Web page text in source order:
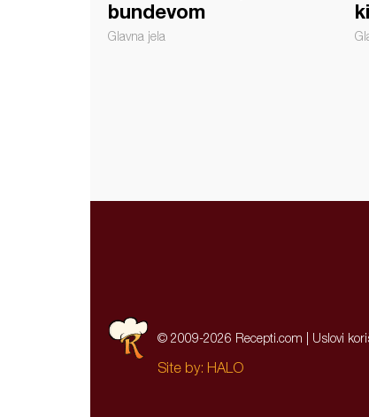
bundevom
Glavna jela
© 2009-2026 Recepti.com | Uslovi
Site by: HALO